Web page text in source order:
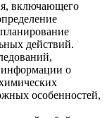
включающего
действий.
о
особенностей,